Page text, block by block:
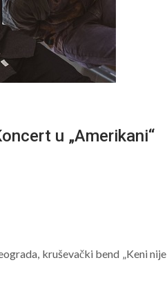
u „Amerikani“
kruševački bend „Keni nije